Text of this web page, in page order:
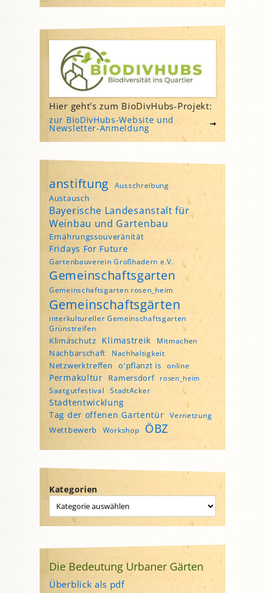
Hier geht's zum BioDivHubs-Projekt:
zur BioDivHubs-Website und
Newsletter-Anmeldung
anstiftung Ausschreibung
Austausch
Bayerische Landesanstalt für
Weinbau und Gartenbau
Ernährungssouveränität
Fridays For Future
Gartenbauverein Großhadern e.V.
Gemeinschaftsgarten
Gemeinschaftsgarten rosen_heim
Gemeinschaftsgärten
interkultureller Gemeinschaftsgarten
Grünstreifen
Klimaschutz Klimastreik Mitmachen
Nachbarschaft Nachhaltigkeit
Netzwerktreffen o'pflanzt is online
Permakultur Ramersdorf rosen_heim
Saatgutfestival StadtAcker
Stadtentwicklung
Tag der offenen Gartentür
Vernetzung
Wettbewerb Workshop ÖBZ
Kategorien
Die Bedeutung Urbaner Gärten
Überblick als pdf